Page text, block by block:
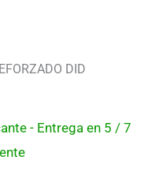
DID
- Entrega en 5 / 7